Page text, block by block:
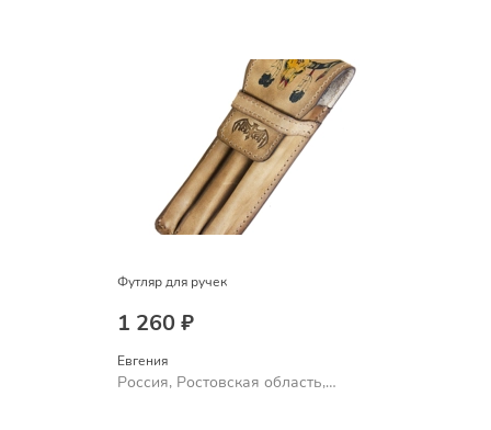
Футляр для ручек
1 260 ₽
Евгения
Россия, Ростовская область,